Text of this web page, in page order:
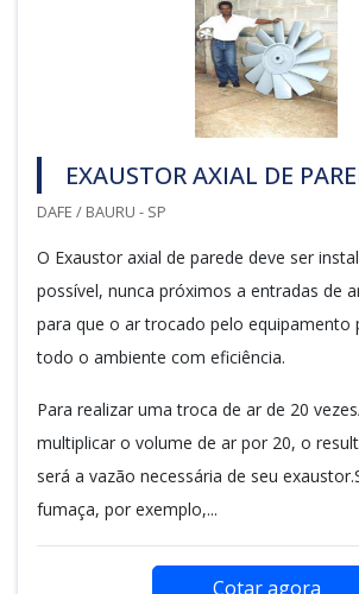
EXAUSTOR AXIAL DE
DAFE / BAURU - SP
O Exaustor axial de parede deve ser
possível, nunca próximos a entradas de
para que o ar trocado pelo equipamento
todo o ambiente com eficiência.
Para realizar uma troca de ar de 20
multiplicar o volume de ar por 20, o
será a vazão necessária de seu
fumaça, por exemplo,...
Cotar agora